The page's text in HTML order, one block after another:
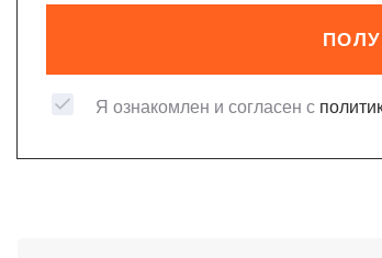
Я ознакомлен и согласен с